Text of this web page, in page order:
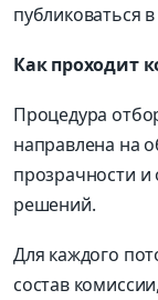
публиковаться
Как проходит
Процедура
направлена на
прозрачности
решений.
Для каждого
состав